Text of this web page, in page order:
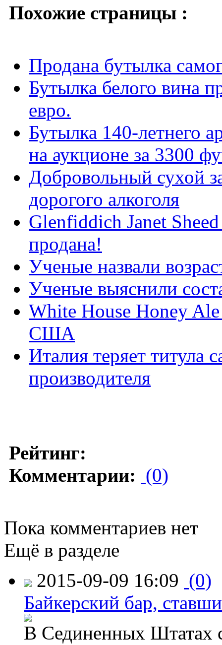
Похожие страницы :
Продана бутылка
Бутылка белого вина
евро.
Бутылка 140-летнего
на аукционе за 3300
Добровольный сухой
дорогого алкоголя
Glenfiddich Janet
продана!
Ученые назвали
Ученые выяснили
White House Honey
США
Италия теряет титула
производителя
Рейтинг:
Комментарии: (0)
Пока комментариев нет
Ещё в разделе
2015-09-09 16:09 (0)
Байкерский бар,
В Сединенных Штатах